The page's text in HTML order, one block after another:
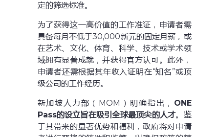
定的筛选标准。
为了获得这一高价值的工作准证，申请者需
具备每月不低于30,000新元的固定月薪，或
在艺术、文化、体育、科学、技术或学术领
域拥有显著成就，并获得官方认可。此外，
申请者还需根据其年收入证明在“知名”或顶
级公司的工作经历。
新加坡人力部（MOM）明确指出， ONE
Pass的设立旨在吸引全球最顶尖的人才。鉴
于其带来的显著优势和福利，政府将对申请